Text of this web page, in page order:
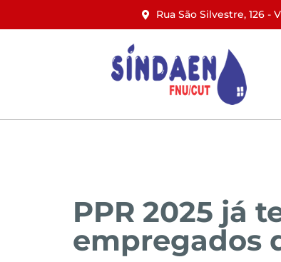
Rua São Silvestre, 126 -
PPR 2025 já
empregados